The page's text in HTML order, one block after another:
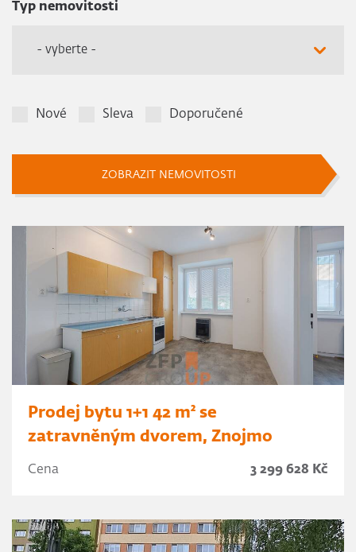
Typ nemovitosti
- vyberte -
Nové Sleva Doporučené
ZOBRAZIT NEMOVITOSTI
Prodej bytu 1+1 42 m² se
zatravněným dvorem, Znojmo
Cena 3 299 628 Kč